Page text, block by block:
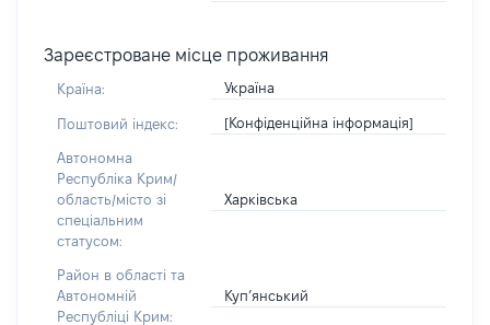
Зареєстроване місце проживання
Країна: Україна
Поштовий індекс: [Конфіденційна інформація]
Автономна
Республіка Крим/
область/місто зі
спеціальним
статусом:
Харківська
Район в області та
Автономній
Республіці Крим:
Куп’янський